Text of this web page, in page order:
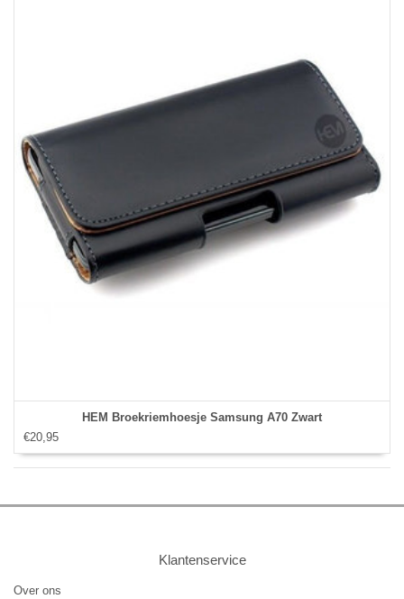
HEM Broekriemhoesje Samsung A70 Zwart
€20,95
Klantenservice
Over ons